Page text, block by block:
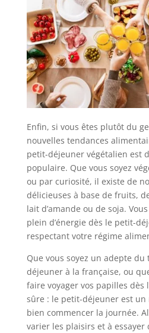
Enfin, si vous êtes plutôt du
nouvelles tendances
petit-déjeuner végétalien est
populaire. Que vous soyez
ou par curiosité, il existe de
délicieuses à base de fruits,
lait d’amande ou de soja.
plein d’énergie dès le petit-
respectant votre régime
Que vous soyez un adepte
déjeuner à la française, ou
faire voyager vos papilles dès
sûre : le petit-déjeuner est
bien commencer la journée.
varier les plaisirs et à essayer